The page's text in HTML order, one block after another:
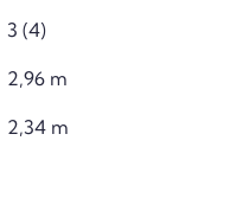
3 (4)
2,96 m
2,34 m